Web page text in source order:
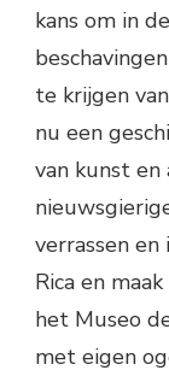
kans om in
te krijgen
nu een
van kunst en
verrassen en
Rica en
het Museo
met eigen